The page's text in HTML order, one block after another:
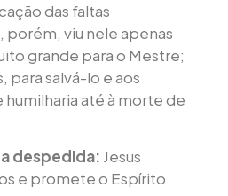
das faltas
porém, viu nele apenas
grande para o Mestre;
para salvá-lo e aos
até à morte de
despedida: Jesus
e promete o Espírito